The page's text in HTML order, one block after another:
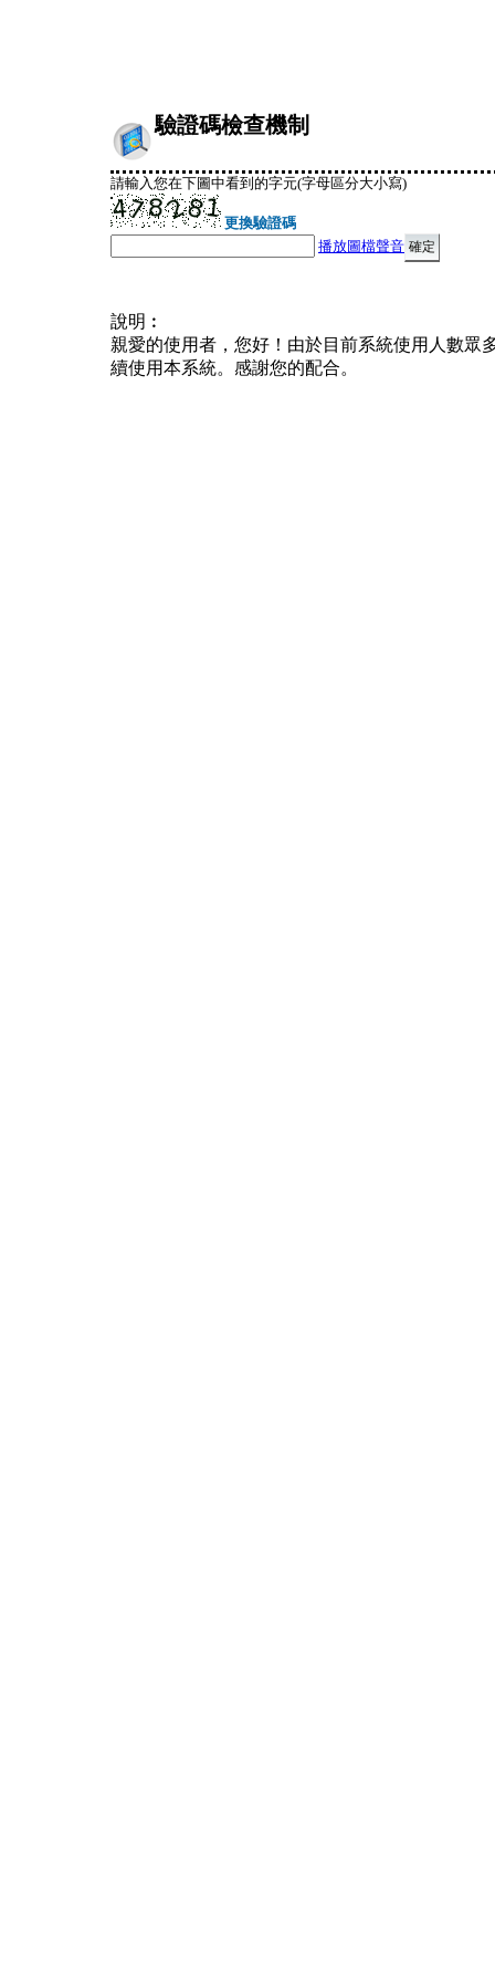
驗證碼檢查機制
請輸入您在下圖中看到的字元(字母區分大小寫)
更換驗證碼
播放圖檔聲音
說明︰
親愛的使用者，您好！由於目前系統使用人數眾
續使用本系統。感謝您的配合。